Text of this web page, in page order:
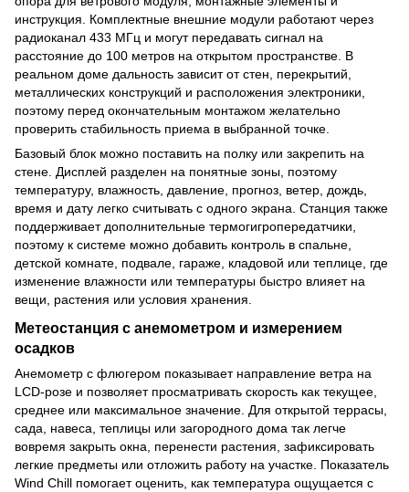
инструкция. Комплектные внешние модули работают через
радиоканал 433 МГц и могут передавать сигнал на
расстояние до 100 метров на открытом пространстве. В
реальном доме дальность зависит от стен, перекрытий,
металлических конструкций и расположения электроники,
поэтому перед окончательным монтажом желательно
проверить стабильность приема в выбранной точке.
Базовый блок можно поставить на полку или закрепить на
стене. Дисплей разделен на понятные зоны, поэтому
температуру, влажность, давление, прогноз, ветер, дождь,
время и дату легко считывать с одного экрана. Станция также
поддерживает дополнительные термогигропередатчики,
поэтому к системе можно добавить контроль в спальне,
детской комнате, подвале, гараже, кладовой или теплице, где
изменение влажности или температуры быстро влияет на
вещи, растения или условия хранения.
Метеостанция с анемометром и измерением
осадков
Анемометр с флюгером показывает направление ветра на
LCD-розе и позволяет просматривать скорость как текущее,
среднее или максимальное значение. Для открытой террасы,
сада, навеса, теплицы или загородного дома так легче
вовремя закрыть окна, перенести растения, зафиксировать
легкие предметы или отложить работу на участке. Показатель
Wind Chill помогает оценить, как температура ощущается с